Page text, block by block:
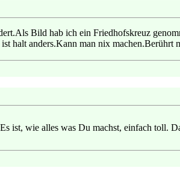
Bild hab ich ein Friedhofskreuz
halt anders.Kann man nix
ist, wie alles was Du machst, einfach toll.